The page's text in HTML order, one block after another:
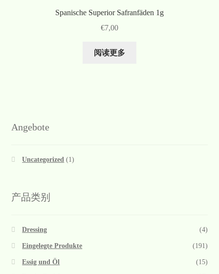
Spanische Superior Safranfäden 1g
€7,00
阅读更多
Angebote
Uncategorized (1)
产品类别
Dressing (4)
Eingelegte Produkte (191)
Essig und Öl (15)